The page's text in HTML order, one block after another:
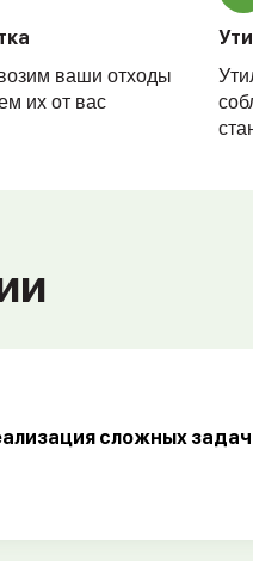
ваши отходы
их от вас
сложных задач